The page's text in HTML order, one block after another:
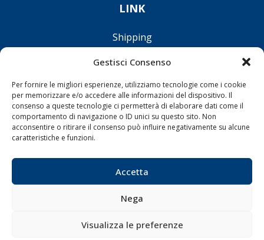
Gestisci Consenso
Per fornire le migliori esperienze, utilizziamo tecnologie come i cookie
per memorizzare e/o accedere alle informazioni del dispositivo. Il
consenso a queste tecnologie ci permetterà di elaborare dati come il
comportamento di navigazione o ID unici su questo sito. Non
acconsentire o ritirare il consenso può influire negativamente su alcune
caratteristiche e funzioni.
Accetta
Nega
Visualizza le preferenze
LINK
Shipping
Varie
Sostenibilità
Compagnie di Navigazione
Diporto
Chi siamo
Contatti
SEGUI